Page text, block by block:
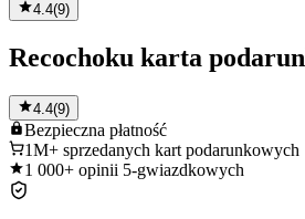
4.4(9)
Recochoku karta
4.4(9)
Bezpieczna płatność
1M+ sprzedanych kart podarunkowych
1 000+ opinii 5-gwiazdkowych